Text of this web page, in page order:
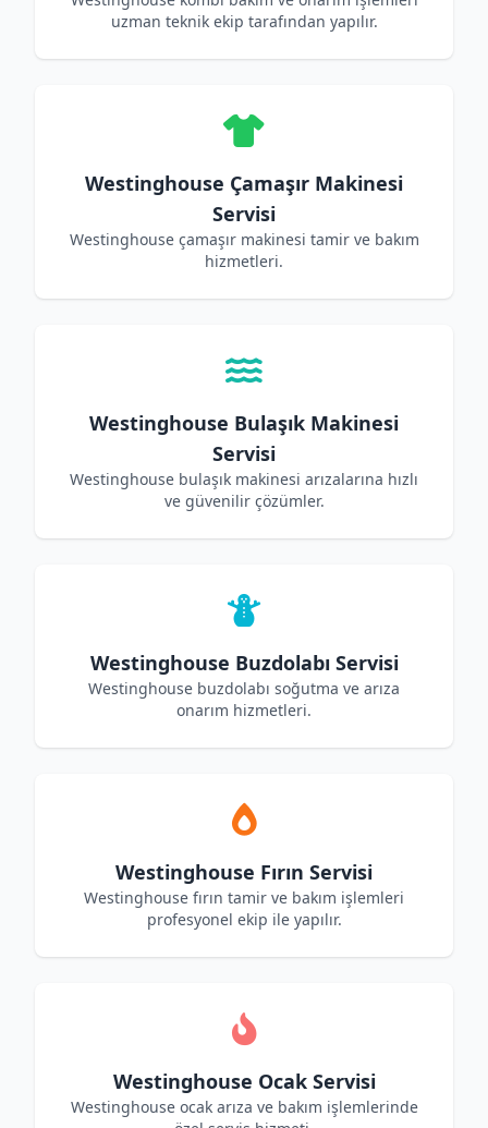
uzman teknik ekip tarafından yapılır.
Westinghouse Çamaşır Makinesi
Servisi
Westinghouse çamaşır makinesi tamir ve bakım
hizmetleri.
Westinghouse Bulaşık Makinesi
Servisi
Westinghouse bulaşık makinesi arızalarına hızlı
ve güvenilir çözümler.
Westinghouse Buzdolabı Servisi
Westinghouse buzdolabı soğutma ve arıza
onarım hizmetleri.
Westinghouse Fırın Servisi
Westinghouse fırın tamir ve bakım işlemleri
profesyonel ekip ile yapılır.
Westinghouse Ocak Servisi
Westinghouse ocak arıza ve bakım işlemlerinde